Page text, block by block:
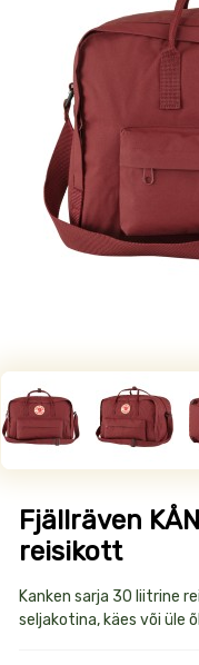
Fjällräven
reisikott
Toote
Kanken sarja 30 liitrine
seljakotina, käes või üle